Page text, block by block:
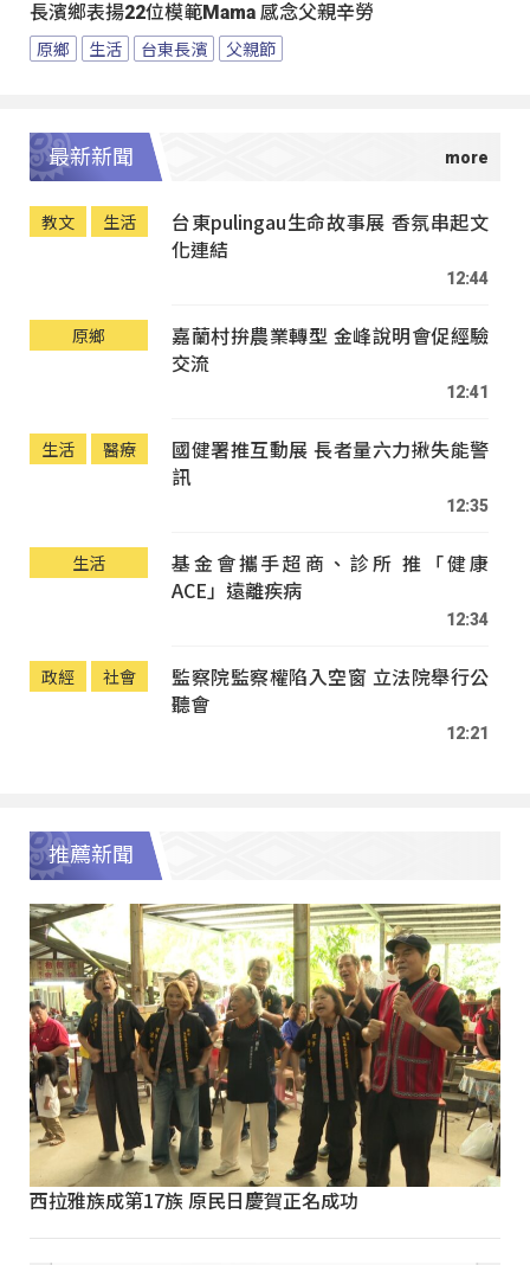
長濱鄉表揚22位模範Mama 感念父親辛勞
原鄉 生活 台東長濱 父親節
最新新聞
教文 生活
台東pulingau生命故事展 香氛串起文
化連結
12:44
原鄉
嘉蘭村拚農業轉型 金峰說明會促經驗
交流
12:41
生活 醫療
國健署推互動展 長者量六力揪失能警
訊
12:35
生活
基金會攜手超商、診所 推「健康
ACE」遠離疾病
12:34
政經 社會
監察院監察權陷入空窗 立法院舉行公
聽會
12:21
推薦新聞
西拉雅族成第17族 原民日慶賀正名成功